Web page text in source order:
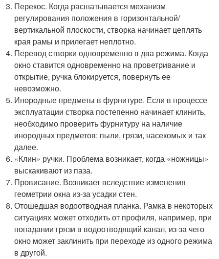
Перекос. Когда расшатывается механизм
регулирования положения в горизонтальной/
вертикальной плоскости, створка начинает цеплять
края рамы и прилегает неплотно.
Перевод створки одновременно в два режима. Когда
окно ставится одновременно на проветривание и
открытие, ручка блокируется, повернуть ее
невозможно.
Инородные предметы в фурнитуре. Если в процессе
эксплуатации створка постепенно начинает клинить,
необходимо проверить фурнитуру на наличие
инородных предметов: пыли, грязи, насекомых и так
далее.
«Клин» ручки. Проблема возникает, когда «ножницы»
выскакивают из паза.
Провисание. Возникает вследствие изменения
геометрии окна из-за усадки стен.
Отошедшая водоотводная планка. Рамка в некоторых
ситуациях может отходить от профиля, например, при
попадании грязи в водоотводящий канал, из-за чего
окно может заклинить при переходе из одного режима
в другой.